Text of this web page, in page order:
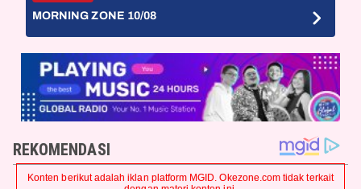
MORNING ZONE 10/08